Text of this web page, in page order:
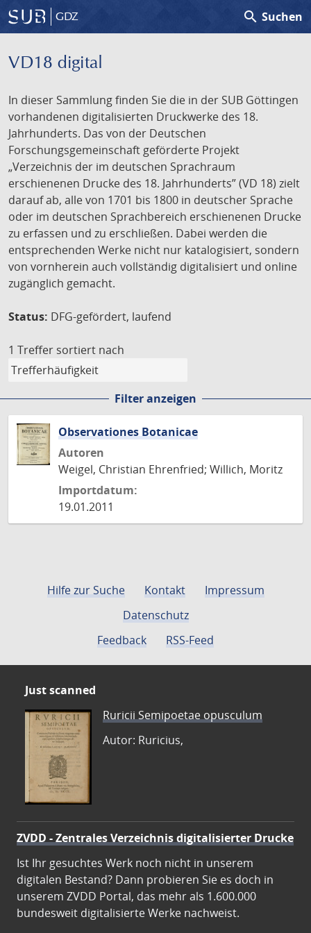
GDZ search Suchen
VD18 digital
In dieser Sammlung finden Sie die in der SUB Göttingen
vorhandenen digitalisierten Druckwerke des 18.
Jahrhunderts. Das von der Deutschen
Forschungsgemeinschaft geförderte Projekt
„Verzeichnis der im deutschen Sprachraum
erschienenen Drucke des 18. Jahrhunderts” (VD 18) zielt
darauf ab, alle von 1701 bis 1800 in deutscher Sprache
oder im deutschen Sprachbereich erschienenen Drucke
zu erfassen und zu erschließen. Dabei werden die
entsprechenden Werke nicht nur katalogisiert, sondern
von vornherein auch vollständig digitalisiert und online
zugänglich gemacht.
Status: DFG-gefördert, laufend
1 Treffer sortiert nach
Filter anzeigen
Observationes Botanicae
Autoren
Weigel, Christian Ehrenfried; Willich, Moritz
Importdatum:
19.01.2011
Hilfe zur Suche Kontakt
Impressum
Datenschutz
Feedback
RSS-Feed
Just scanned
Ruricii Semipoetae opusculum
Autor: Ruricius,
ZVDD - Zentrales Verzeichnis digitalisierter Drucke
Ist Ihr gesuchtes Werk noch nicht in unserem
digitalen Bestand? Dann probieren Sie es doch in
unserem ZVDD Portal, das mehr als 1.600.000
bundesweit digitalisierte Werke nachweist.